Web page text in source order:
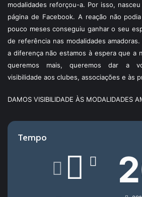
modalidades reforçou-a. Por isso,
página de Facebook. A reação não
pouco meses conseguiu ganhar o seu
de referência nas modalidades
a diferença não estamos à espera que a
queremos mais, queremos dar a
visibilidade aos clubes, associações e às
DAMOS VISIBILIDADE ÀS MODALIDADES
Tempo